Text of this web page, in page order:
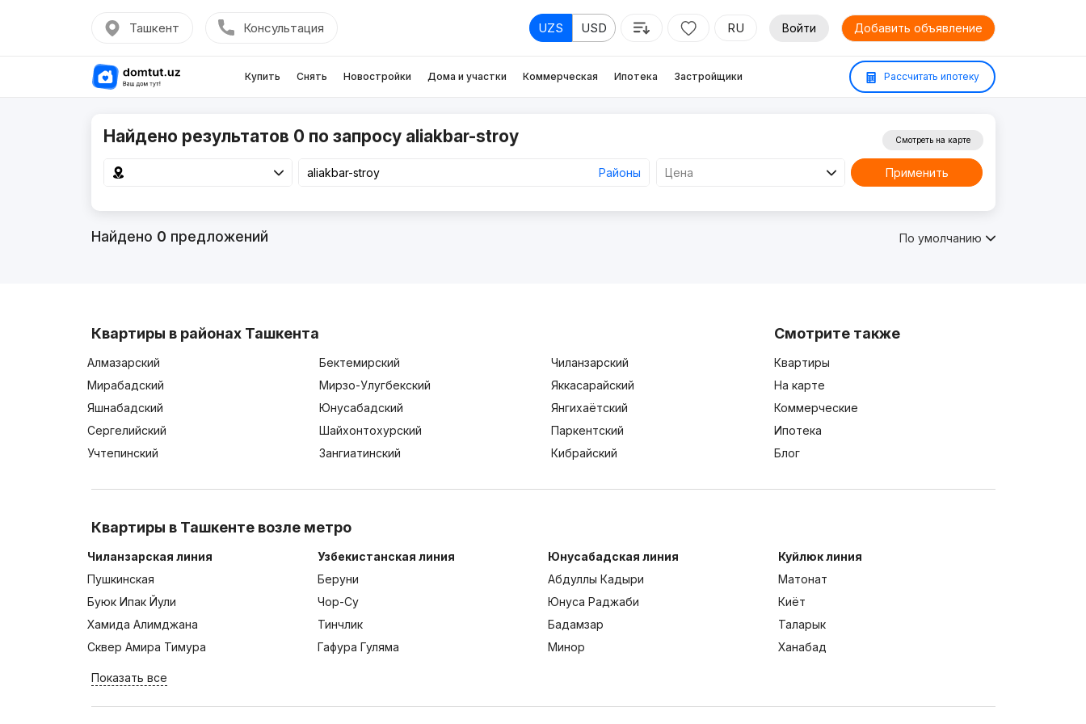
Ташкент Консультация UZS USD RU Войти Добавить объявление
Купить Снять Новостройки Дома и участки Коммерческая Ипотека Застройщики Рассчитать ипотеку
Найдено результатов 0 по запросу aliakbar-stroy
Районы Цена
Смотреть на карте
Применить
Найдено 0 предложений По умолчанию
Квартиры в районах Ташкента
Алмазарский Бектемирский
Чиланзарский
Мирабадский
Мирзо-Улугбекский
Яккасарайский
Яшнабадский
Юнусабадский
Янгихаётский
Сергелийский
Шайхонтохурский
Паркентский
Учтепинский
Зангиатинский Кибрайский
Смотрите также
Квартиры
На карте
Коммерческие
Ипотека
Блог
Квартиры в Ташкенте возле метро
Чиланзарская линия
Пушкинская
Буюк Ипак Йули
Хамида Алимджана
Сквер Амира Тимура
Узбекистанская линия
Беруни
Чор-Су
Тинчлик
Гафура Гуляма
Юнусабадская линия
Абдуллы Кадыри
Юнуса Раджаби
Бадамзар
Минор
Куйлюк линия
Матонат
Киёт
Таларык
Ханабад
Показать все